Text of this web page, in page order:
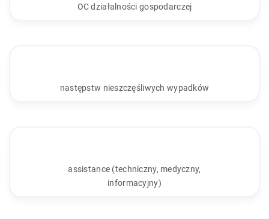
OC działalności gospodarczej
następstw nieszczęśliwych wypadków
assistance (techniczny, medyczny,
informacyjny)